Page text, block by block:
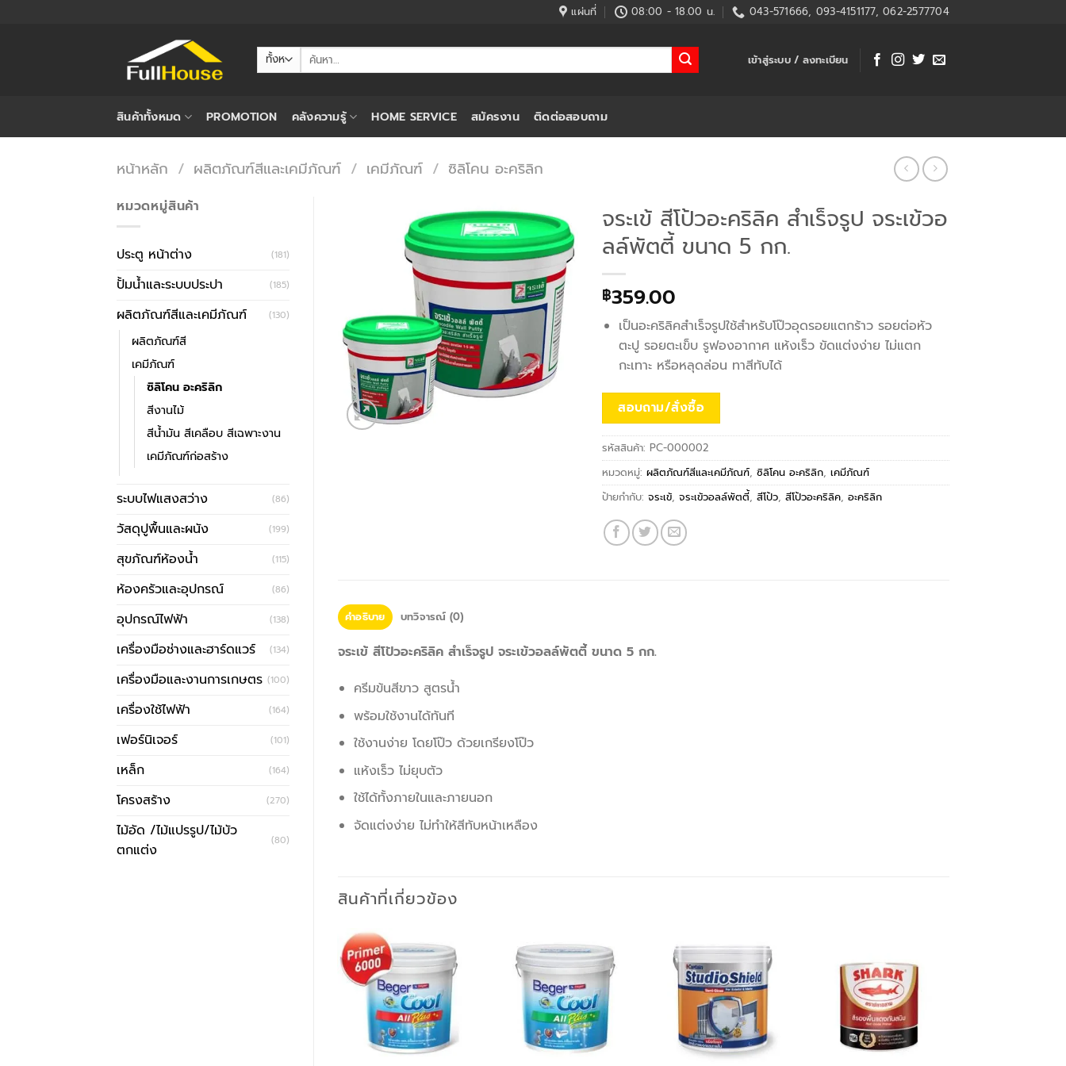
แผ่นที่ 08:00 - 18.00 น. 043-571666, 093-4151177, 062-2577704
ค้นหา: เข้าสู่ระบบ / ลงทะเบียน
สินค้าทั้งหมด PROMOTION คลังความรู้ HOME SERVICE สมัครงาน ติดต่อสอบถาม
หน้าหลัก / ผลิตภัณฑ์สีและเคมีภัณฑ์ / เคมีภัณฑ์ / ซิลิโคน อะคริลิก
หมวดหมู่สินค้า
ประตู หน้าต่าง (181)
ปั้มน้ำและระบบประปา (185)
ผลิตภัณฑ์สีและเคมีภัณฑ์ (130)
ผลิตภัณฑ์สี
เคมีภัณฑ์
ซิลิโคน อะคริลิก
สีงานไม้
สีน้ำมัน สีเคลือบ สีเฉพาะงาน
เคมีภัณฑ์ก่อสร้าง
ระบบไฟแสงสว่าง (86)
วัสดุปูพื้นและผนัง (199)
สุขภัณฑ์ห้องน้ำ (115)
ห้องครัวและอุปกรณ์ (86)
อุปกรณ์ไฟฟ้า (138)
เครื่องมือช่างและฮาร์ดแวร์ (134)
เครื่องมือและงานการเกษตร (100)
เครื่องใช้ไฟฟ้า (164)
เฟอร์นิเจอร์ (101)
เหล็ก (164)
โครงสร้าง (270)
ไม้อัด /ไม้แปรรูป/ไม้บัว
ตกแต่ง
(80)
จระเข้ สีโป้วอะคริลิค สำเร็จรูป จระเข้วอ
ลล์พัตตี้ ขนาด 5 กก.
฿359.00
เป็นอะคริลิคสำเร็จรูปใช้สำหรับโป๊วอุดรอยแตกร้าว รอยต่อหัว
ตะปู รอยตะเข็บ รูฟองอากาศ แห้งเร็ว ขัดแต่งง่าย ไม่แตก
กะเทาะ หรือหลุดล่อน ทาสีทับได้
สอบถาม/สั่งซื้อ
รหัสสินค้า:PC-000002
หมวดหมู่:ผลิตภัณฑ์สีและเคมีภัณฑ์,ซิลิโคน อะคริลิก,เคมีภัณฑ์
ป้ายกำกับ:จระเข้,จระเข้วอลล์พัตตี้,สีโป้ว,สีโป้วอะคริลิค,อะคริลิก
คำอธิบาย บทวิจารณ์ (0)
จระเข้ สีโป้วอะคริลิค สำเร็จรูป จระเข้วอลล์พัตตี้ ขนาด 5 กก.
ครีมข้นสีขาว สูตรน้ำ
พร้อมใช้งานได้ทันที
ใช้งานง่าย โดยโป๊ว ด้วยเกรียงโป๊ว
แห้งเร็ว ไม่ยุบตัว
ใช้ได้ทั้งภายในและภายนอก
จัดแต่งง่าย ไม่ทำให้สีทับหน้าเหลือง
สินค้าที่เกี่ยวข้อง